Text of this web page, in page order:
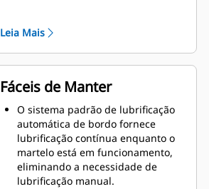
total a cada impacto, gerando
menos calor residual.
Os componentes hidráulicos
críticos são protegidos contra
danos no interior da carcaça,
ajudando a diminuir o tempo de
inatividade no local de trabalho.
Leia Mais
Fáceis de Manter
O sistema padrão de lubrificação
automática de bordo fornece
lubrificação contínua enquanto o
martelo está em funcionamento,
eliminando a necessidade de
lubrificação manual.